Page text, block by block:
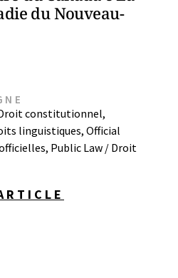
du Nouveau-
constitutionnel,
linguistiques, Official
, Public Law / Droit